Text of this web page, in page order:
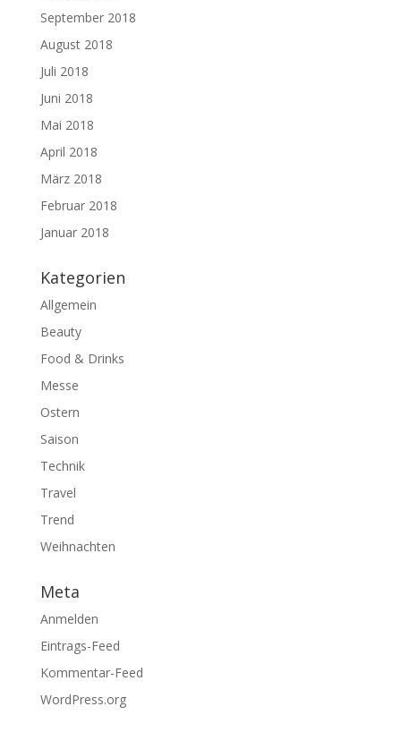
September 2018
August 2018
Juli 2018
Juni 2018
Mai 2018
April 2018
März 2018
Februar 2018
Januar 2018
Kategorien
Allgemein
Beauty
Food & Drinks
Messe
Ostern
Saison
Technik
Travel
Trend
Weihnachten
Meta
Anmelden
Eintrags-Feed
Kommentar-Feed
WordPress.org